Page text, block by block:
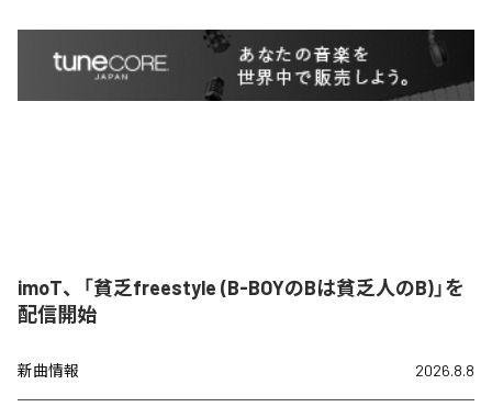
imoT、「貧乏freestyle (B-BOYのBは貧乏人のB)」を
配信開始
新曲情報 2026.8.8